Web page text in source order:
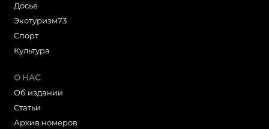
Досье
Экотуризм73
Cпорт
Культура
О НАС
Об издании
Статьи
Архив номеров